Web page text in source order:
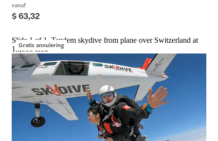
vanaf
$ 63,32
Gratis annulering
Slide 1 of 1, Tandem skydive from plane over Switzerland at
13,000 feet.